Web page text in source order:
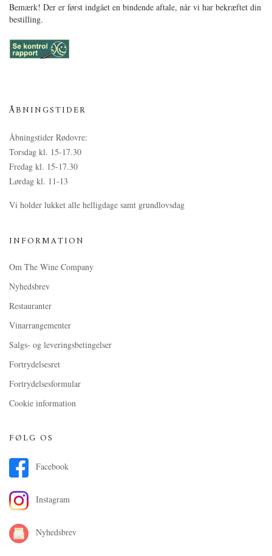
Bemærk! Der er først indgået en bindende aftale, når vi har bekræftet din
bestilling.
ÅBNINGSTIDER
Åbningstider Rødovre:
Torsdag kl. 15-17.30
Fredag kl. 15-17.30
Lørdag kl. 11-13
Vi holder lukket alle helligdage samt grundlovsdag
INFORMATION
Om The Wine Company
Nyhedsbrev
Restauranter
Vinarrangementer
Salgs- og leveringsbetingelser
Fortrydelsesret
Fortrydelsesformular
Cookie information
FØLG OS
Facebook
Instagram
Nyhedsbrev